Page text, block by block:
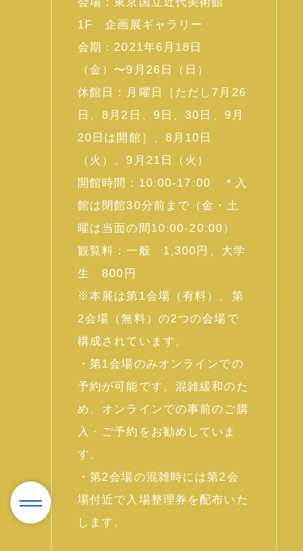
1F 企画展ギャラリー
会期：2021年6月18日
（金）〜9月26日（日）
休館日：月曜日［ただし7月26
日、8月2日、9日、30日、9月
20日は開館］、8月10日
（火）、9月21日（火）
開館時間：10:00-17:00 ＊入
館は閉館30分前まで（金・土
曜は当面の間10:00-20:00）
観覧料：⼀般 1,300円、大学
生 800円
※本展は第1会場（有料）、第
2会場（無料）の2つの会場で
構成されています。
・第1会場のみオンラインでの
予約が可能です。混雑緩和のた
め、オンラインでの事前のご購
入・ご予約をお勧めしていま
す。
・第2会場の混雑時には第2会
場付近で入場整理券を配布いた
します。